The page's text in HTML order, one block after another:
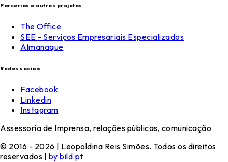
Parcerias e outros projetos
The Office
SEE - Serviços Empresariais Especializados
Almanaque
Redes sociais
Facebook
Linkedin
Instagram
Assessoria de Imprensa, relações públicas, comunicação
© 2016 - 2026 | Leopoldina Reis Simões. Todos os direitos
reservados | by bild.pt